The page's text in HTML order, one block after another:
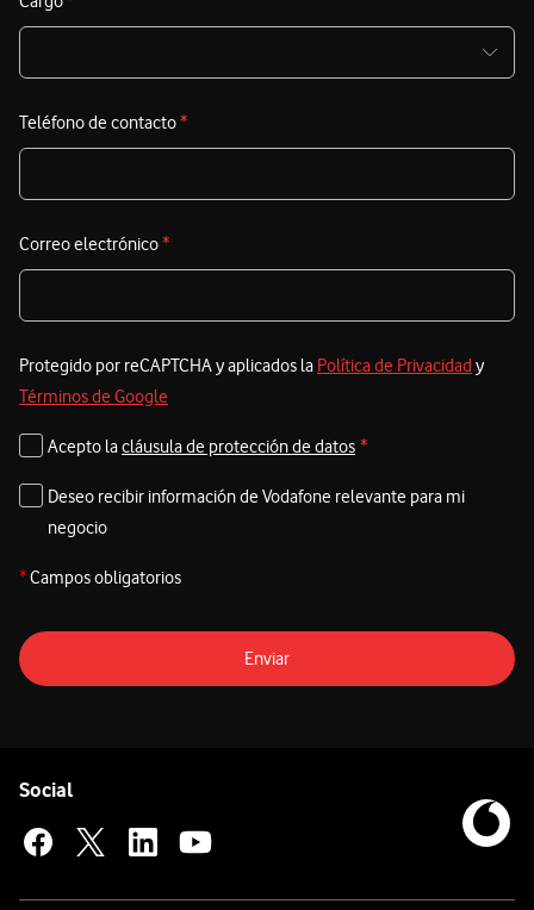
Teléfono de contacto*
Correo electrónico*
Protegido por reCAPTCHA y aplicados la Política de Privacidad y
Términos de Google
Acepto lacláusula de protección de datos *
Deseo recibir información de Vodafone relevante para mi
negocio
*Campos obligatorios
Enviar
Social